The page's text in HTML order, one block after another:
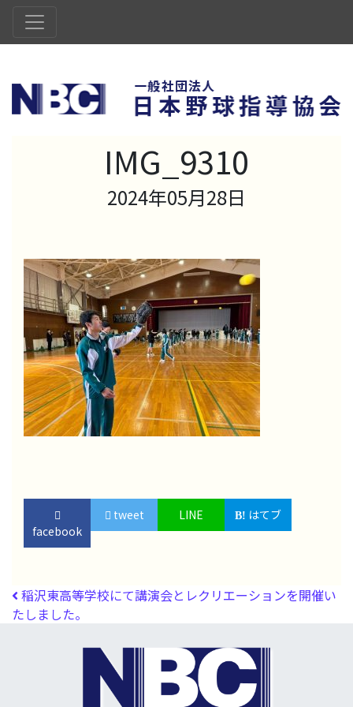
IMG_9310
2024年05月28日
facebook
tweet LINE はてブ
投稿ナビゲーション
稲沢東高等学校にて講演会とレクリエーションを開催い
たしました。